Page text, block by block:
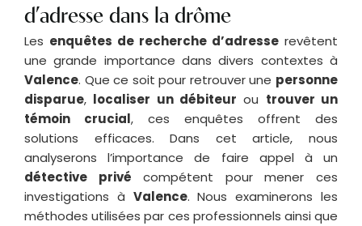
d’adresse dans la drôme
Les enquêtes de recherche d’adresse revêtent
une grande importance dans divers contextes à
Valence. Que ce soit pour retrouver une personne
disparue, localiser un débiteur ou trouver un
témoin crucial, ces enquêtes offrent des
solutions efficaces. Dans cet article, nous
analyserons l’importance de faire appel à un
détective privé compétent pour mener ces
investigations à Valence. Nous examinerons les
méthodes utilisées par ces professionnels ainsi que